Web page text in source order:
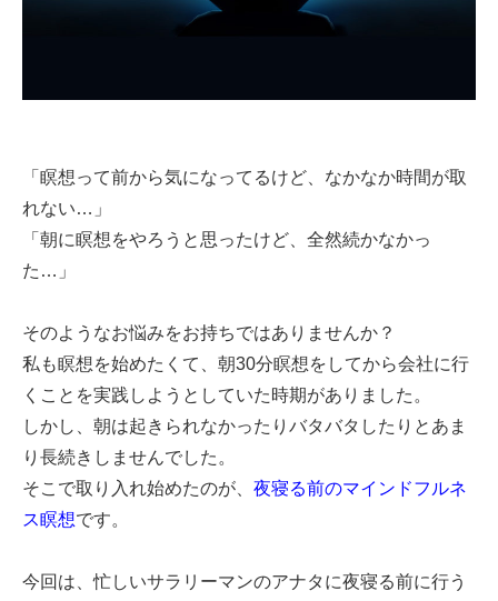
「瞑想って前から気になってるけど、なかなか時間が取
れない…」
「朝に瞑想をやろうと思ったけど、全然続かなかっ
た…」
そのようなお悩みをお持ちではありませんか？
私も瞑想を始めたくて、朝30分瞑想をしてから会社に行
くことを実践しようとしていた時期がありました。
しかし、朝は起きられなかったりバタバタしたりとあま
り長続きしませんでした。
そこで取り入れ始めたのが、 夜寝る前のマインドフルネ
ス瞑想です。
今回は、忙しいサラリーマンのアナタに夜寝る前に行う